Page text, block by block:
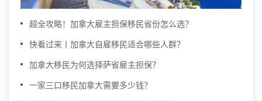
超全攻略！加拿大雇主担保移民省份怎么选？
快看过来丨加拿大自雇移民适合哪些人群？
加拿大移民为何选择萨省雇主担保？
一家三口移民加拿大需要多少钱？